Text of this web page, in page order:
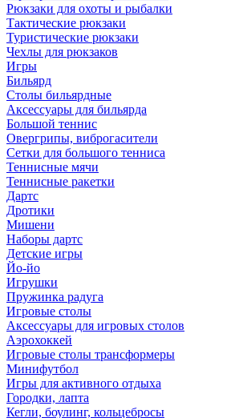
Рюкзаки для охоты и рыбалки
Тактические рюкзаки
Туристические рюкзаки
Чехлы для рюкзаков
Игры
Бильярд
Столы бильярдные
Аксессуары для бильярда
Большой теннис
Овергрипы, виброгасители
Сетки для большого тенниса
Теннисные мячи
Теннисные ракетки
Дартс
Дротики
Мишени
Наборы дартс
Детские игры
Йо-йо
Игрушки
Пружинка радуга
Игровые столы
Аксессуары для игровых столов
Аэрохоккей
Игровые столы трансформеры
Минифутбол
Игры для активного отдыха
Городки, лапта
Кегли, боулинг, кольцебросы